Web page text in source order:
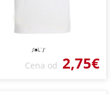
Cena od 2,75€